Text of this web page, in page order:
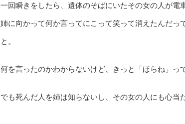
一回瞬きをしたら、遺体のそばにいたその女の人が電
姉に向かって何か言ってにこって笑って消えたんだっ
と。
何を言ったのかわからないけど、きっと「ほらね」っ
でも死んだ人を姉は知らないし、その女の人にも心当